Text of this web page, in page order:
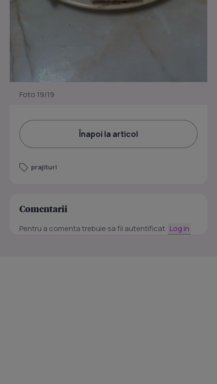
Foto 19/19
Înapoi la articol
prajituri
Comentarii
Pentru a comenta trebuie sa fii autentificat. Log in